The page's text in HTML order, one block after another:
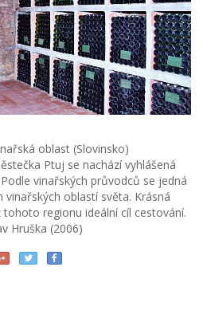
oblast (Slovinsko)
Ptuj se nachází vyhlášená
vinařských průvodců se jedná
vinařských oblastí světa. Krásná
regionu ideální cíl cestování.
Hruška (2006)